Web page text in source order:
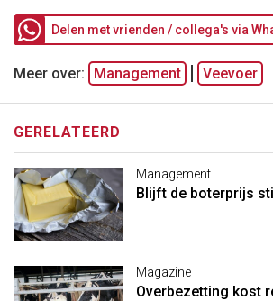
Delen met vrienden / collega's via
Meer over: Management Veevoer
GERELATEERD
Management
Blijft de boterprijs
Magazine
Overbezetting kost